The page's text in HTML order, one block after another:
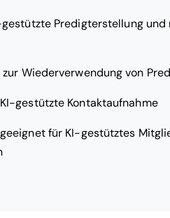
Predigterstellung und
Wiederverwendung von
gestützte Kontaktaufnahme
für KI-gestütztes